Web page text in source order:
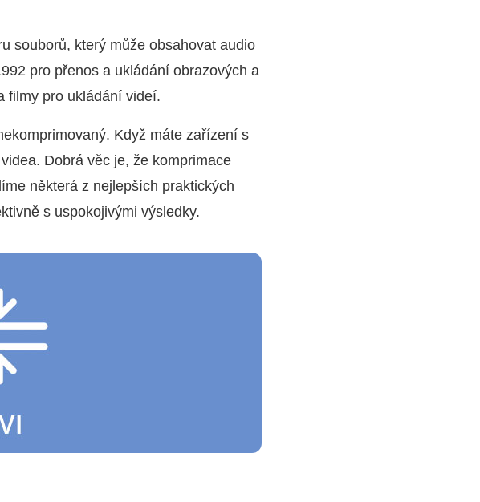
souborů, který může obsahovat audio
pro přenos a ukládání obrazových a
filmy pro ukládání videí.
Když máte zařízení s
Dobrá věc je, že komprimace
některá z nejlepších praktických
s uspokojivými výsledky.